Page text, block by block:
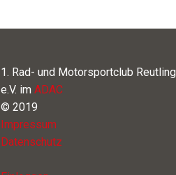
1. Rad- und Motorsportclub
e.V. imADAC
© 2019
Impressum
Datenschutz